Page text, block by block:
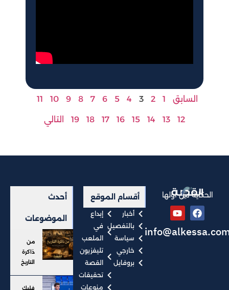
السابق 1
2
3
4
5
6
7
8
9
10
11
12
13
14
15
16
17
18
19 التالي
الحكاية من أولها أقسام الموقع
أخبار
بالتفصيل
سياسة
خارجي
بروفايل
إبداع
في
الملعب
تليفزيون
القصة
تحقيقات
منوعات
أحدث
الموضوعات
من
ذاكرة
التاريخ
فليك